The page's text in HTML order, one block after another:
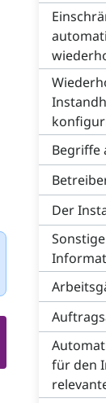
Begriffe
Der
für den